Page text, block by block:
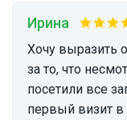
Ирина
Хочу выразить огромную благодарность Наталье
за то, что
посетили все
первый визит в